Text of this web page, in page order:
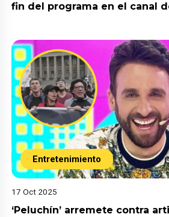
fin del programa en el canal
Entretenimiento
17 Oct 2025
‘Peluchín’ arremete contra